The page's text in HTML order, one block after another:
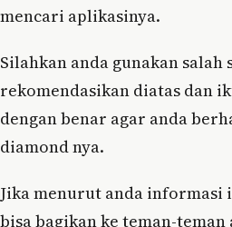
mencari aplikasinya.
Silahkan anda gunakan
rekomendasikan diatas dan
dengan benar agar anda
diamond nya.
Jika menurut anda informasi
bisa bagikan ke teman-teman